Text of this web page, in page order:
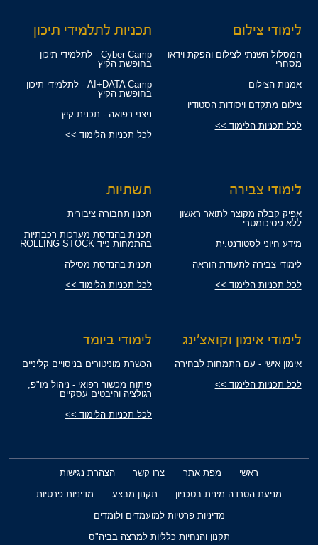
לימודי צילום
המסלול השנתי לצילום והפקת וידאו
מסחרי
אמנות הצילום
צילום מתקדם ויסודות הסטודיו
לכל תכניות הלימוד >>
תכניות לתלמידי תיכון
Cyber Camp - לתלמידי תיכון
בחופשת הקיץ
AI+DATA Camp - לתלמידי תיכון
בחופשת הקיץ
ניצני רפואה - תכנית קיץ
לכל תכניות הלימוד >>
לימודי צבירה
אפיק קבלה מקוצר לתואר ראשון
ללא פסיכומטרי
מידע חיוני לסטודנט.ית
לימודי צבירה לתעודת הוראה
לכל תכניות הלימוד >>
תשתיות
תכנון תחבורה ציבורית
תכנית בהנדסת מערכות רכבתיות
בהתמחות נייד ROLLING STOCK
תכנית בהנדסת מסילה
לכל תכניות הלימוד >>
לימודי אימון וקואצ'ינג
אימון אישי - עם התמחות לבחירה
לכל תכניות הלימוד >>
לימודי ביומד
הכשרת מוניטורים בניסויים קליניים
פיתוח מכשור רפואי - ניהול מו"פ,
רגולציה והיבטים עסקיים
לכל תכניות הלימוד >>
ראשי מפת אתר צרו קשר
הצהרת נגישות
מניעת הטרדה מינית בטכניון
תקנון מבצע
מדיניות פרטיות
מדיניות פרטיות למועמדים ולומדים
תקנון והנחיות כלליות למרצה בביה"ס